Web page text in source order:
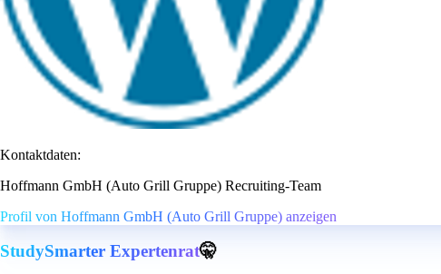
Kontaktdaten:
Hoffmann GmbH (Auto Grill Gruppe) Recruiting-Team
Profil von Hoffmann GmbH (Auto Grill Gruppe) anzeigen
StudySmarter Expertenrat🤫